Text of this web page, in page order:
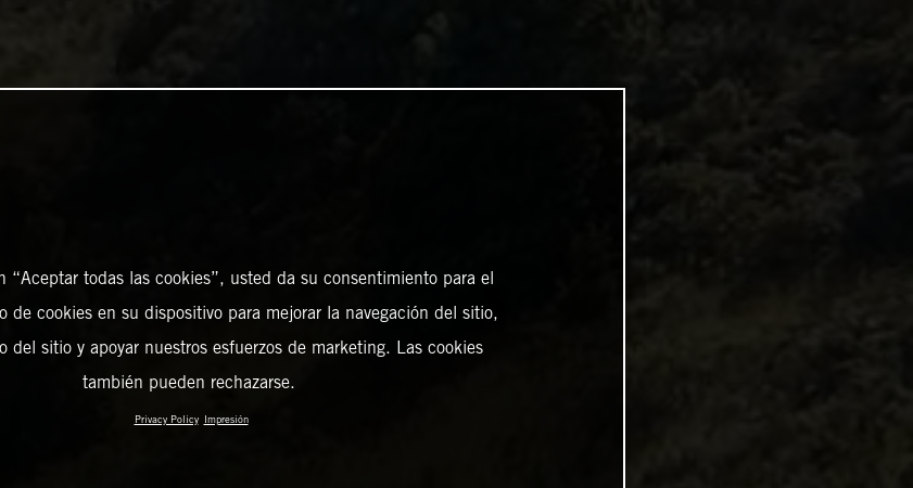
“Aceptar todas las cookies”, usted da su consentimiento para el
de cookies en su dispositivo para mejorar la navegación del sitio,
del sitio y apoyar nuestros esfuerzos de marketing. Las cookies
también pueden rechazarse.
Privacy Policy Impresión